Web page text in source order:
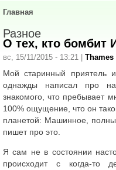
Главная
Разное
О тех, кто бомбит
вс, 15/11/2015 - 13:21 | Thames
Мой старинный приятель
однажды написал про
знакомого, что пребывает
100% ощущение, что он
планетой: Машинное,
пишет про это.
Я сам не в состоянии
происходит с когда-то